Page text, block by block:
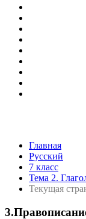
Главная
Русский
7 класс
Тема 2.
Текущая